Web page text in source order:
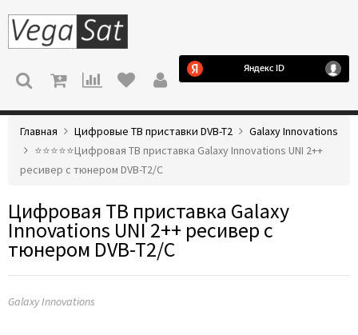
МЕНЮ
Главная Цифровые ТВ приставки DVB-T2
Galaxy Innovations
⭐️⭐️⭐️⭐️⭐️Цифровая ТВ приставка Galaxy Innovations UNI 2++
ресивер с тюнером DVB-T2/C
Цифровая ТВ приставка Galaxy
Innovations UNI 2++ ресивер с
тюнером DVB-T2/C
Galaxy Innovations